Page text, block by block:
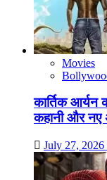
Movies
कार्तिक आर्यन
कहानी और नए
July 27, 2026